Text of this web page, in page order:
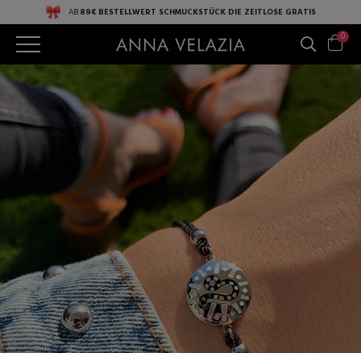
AB89€ BESTELLWERT SCHMUCKSTÜCK DIE ZEITLOSE GRATIS
0